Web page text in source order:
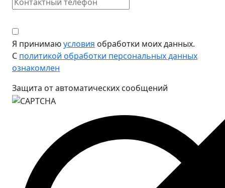
Я принимаюусловия обработки моих данных.
С политикой обработки персональных данных
ознакомлен
Защита от автоматических сообщений